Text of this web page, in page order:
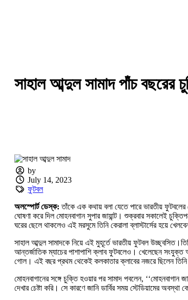
সাহাল আব্দুল সামাদ পাঁচ বছরের
by
July 14, 2023
ফুটবল
অলস্পোর্ট ডেস্ক: তাঁকে এক কথায় বলা যেতে পারে ভারতীয় ফুটবলের
ঘোষণা করে দিল মোহনবাগান সুপার জায়ান্ট। শুক্রবার সকালেই
ঘরের ছেলে থাকলেও এই মরসুমে তিনি কেরালা ব্লাস্টার্সের হয়ে
সাহাল আব্দুল সামাদকে নিয়ে এই মুহূর্তে ভারতীয় ফুটবল
আন্তর্জাতিক ম্যাচের পাশাপাশি ক্লাব ফুটবলেও। খেলেছেন সংযুক্ত
গোল। এই বছর প্রথম থেকেই কলকাতার ক্লাবের নজরে ছিলেন
মোহনবাগানের সঙ্গে চুক্তি হওয়ার পর সামাদ পবলেন,
দেখার চেষ্টা করি। সে কারণে জানি ডার্বির সময় স্টেডিয়ামের